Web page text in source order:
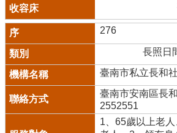
276
長照日
臺南市私立長和
臺南市安南區長
2552551
1、65歲以上老